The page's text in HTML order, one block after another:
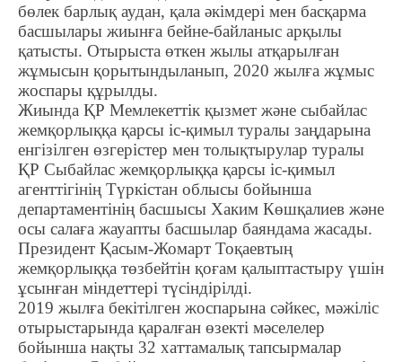
бөлек барлық аудан, қала әкімдері мен басқарма
басшылары жиынға бейне-байланыс арқылы
қатысты. Отырыста өткен жылы атқарылған
жұмысын қорытындыланып, 2020 жылға жұмыс
жоспары құрылды.
Жиында ҚР Мемлекеттік қызмет және сыбайлас
жемқорлыққа қарсы іс-қимыл туралы заңдарына
енгізілген өзгерістер мен толықтырулар туралы
ҚР Сыбайлас жемқорлыққа қарсы іс-қимыл
агенттігінің Түркістан облысы бойынша
департаментінің басшысы Хаким Көшқалиев және
осы салаға жауапты басшылар баяндама жасады.
Президент Қасым-Жомарт Тоқаевтың
жемқорлыққа төзбейтін қоғам қалыптастыру үшін
ұсынған міндеттері түсіндірілді.
2019 жылға бекітілген жоспарына сәйкес, мәжіліс
отырыстарында қаралған өзекті мәселелер
бойынша нақты 32 хаттамалық тапсырмалар